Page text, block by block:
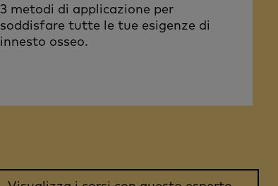
3 metodi di applicazione per
soddisfare tutte le tue esigenze di
innesto osseo.